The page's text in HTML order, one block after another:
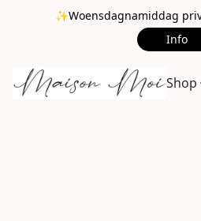
✨Woensdagnamiddag
Info
Shop